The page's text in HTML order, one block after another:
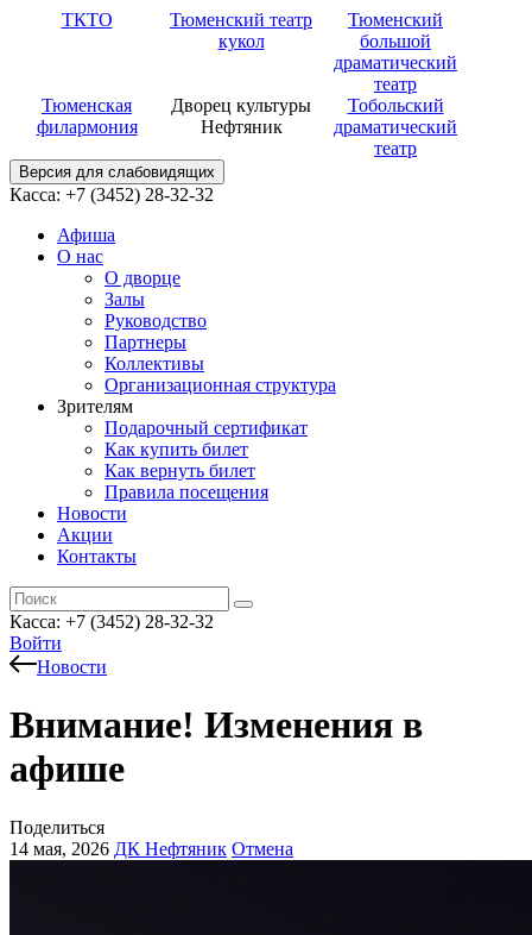
ТКТО
Тюменский театр
кукол
Тюменский
большой
драматический
театр
Тюменская
филармония
Дворец культуры
Нефтяник
Тобольский
драматический
театр
Версия для слабовидящих
Касса: +7 (3452) 28-32-32
Афиша
О нас
О дворце
Залы
Руководство
Партнеры
Коллективы
Организационная структура
Зрителям
Подарочный сертификат
Как купить билет
Как вернуть билет
Правила посещения
Новости
Акции
Контакты
Касса: +7 (3452) 28-32-32
Войти
Новости
Внимание! Изменения в
афише
Поделиться
14 мая, 2026 ДК Нефтяник Отмена